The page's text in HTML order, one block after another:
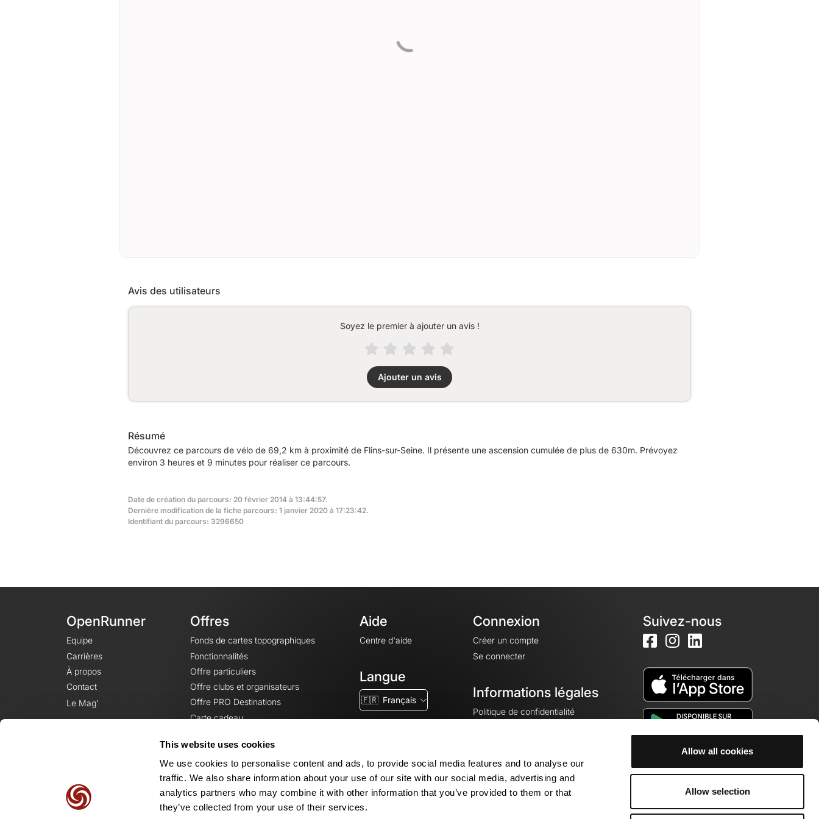
This website uses cookies
We use cookies to personalise content and ads, to provide social media features and to analyse our
traffic. We also share information about your use of our site with our social media, advertising and
analytics partners who may combine it with other information that you’ve provided to them or that
they’ve collected from your use of their services.
Allow all cookies
Allow selection
Avis des utilisateurs
Soyez le premier à ajouter un avis !
Ajouter un avis
Résumé
Découvrez ce parcours de vélo de 69,2 km à proximité de Flins-sur-Seine. Il présente une ascension cumulée de plus de 630m. Prévoyez
environ 3 heures et 9 minutes pour réaliser ce parcours.
Date de création du parcours: 20 février 2014 à 13:44:57.
Dernière modification de la fiche parcours: 1 janvier 2020 à 17:23:42.
Identifiant du parcours: 3296650
OpenRunner
Equipe
Carrières
À propos
Contact
Le Mag'
Offres
Fonds de cartes topographiques
Fonctionnalités
Offre particuliers
Offre clubs et organisateurs
Offre PRO Destinations
Carte cadeau
Aide
Centre d'aide
Langue
🇫🇷 Français
Connexion
Créer un compte
Se connecter
Informations légales
Politique de confidentialité
Mentions légales
Paramètres des cookies
Suivez-nous